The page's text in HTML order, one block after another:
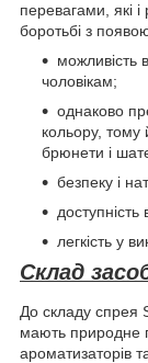
перевагами, які
боротьбі з
можливість
чоловікам;
однаково
кольору, тому
брюнети і
безпеку і
доступність
легкість у
Склад
До складу спрея
мають природне
ароматизаторів